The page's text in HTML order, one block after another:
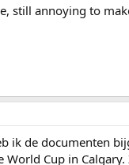
still annoying to
ik de documenten
Cup in Calgary.